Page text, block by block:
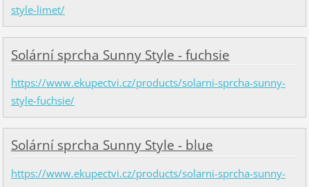
style-limet/
Solární sprcha Sunny Style - fuchsie
https://www.ekupectvi.cz/products/solarni-sprcha-sunny-
style-fuchsie/
Solární sprcha Sunny Style - blue
https://www.ekupectvi.cz/products/solarni-sprcha-sunny-